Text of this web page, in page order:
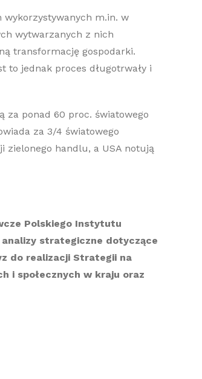
wykorzystywanych m.in. w
wytwarzanych z nich
transformację gospodarki.
to jednak proces długotrwały i
za ponad 60 proc. światowego
za 3/4 światowego
zielonego handlu, a USA notują
Polskiego Instytutu
strategiczne dotyczące
do realizacji Strategii na
i społecznych w kraju oraz